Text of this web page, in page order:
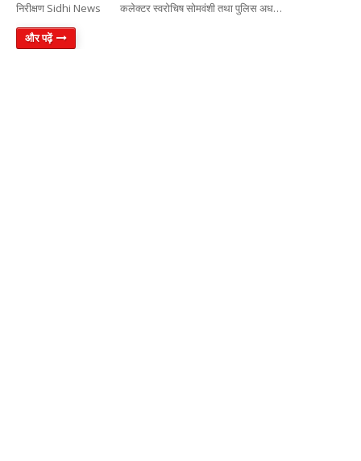
निरीक्षण Sidhi News कलेक्टर स्वरोचिष सोमवंशी तथा पुलिस अध…
और पढ़ें